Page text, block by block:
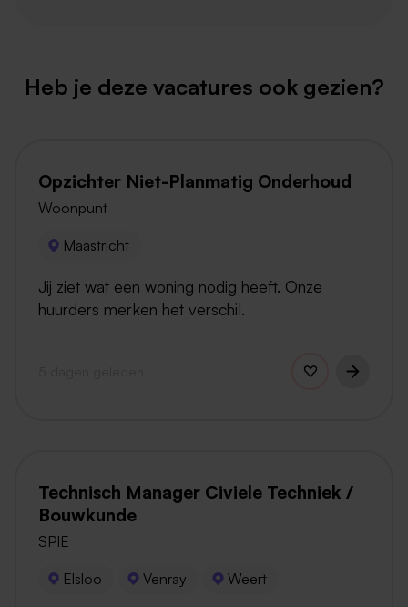
Heb je deze vacatures ook gezien?
Opzichter Niet-Planmatig Onderhoud
Woonpunt
Maastricht
Jij ziet wat een woning nodig heeft. Onze
huurders merken het verschil.
Technisch Manager Civiele Techniek /
Bouwkunde
SPIE
Elsloo Venray Weert